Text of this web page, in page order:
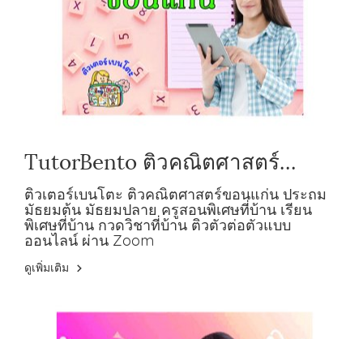
TutorBento ติวคณิตศาสตร์
ขอนแก่น ประถม มัธยมต้น มัธยม
ปลาย
ติวเตอร์เบนโตะ ติวคณิตศาสตร์ขอนแก่น ประถม
มัธยมต้น มัธยมปลาย ครูสอนพิเศษที่บ้าน เรียน
พิเศษที่บ้าน กวดวิชาที่บ้าน ติวตัวต่อตัวแบบ
ออนไลน์ ผ่าน Zoom
ดูเพิ่มเติม